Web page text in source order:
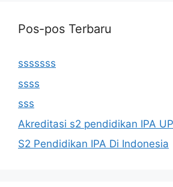
Pos-pos Terbaru
sssssss
ssss
sss
Akreditasi s2 pendidikan IPA
S2 Pendidikan IPA Di Indonesia